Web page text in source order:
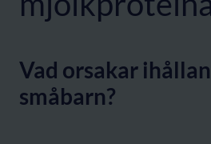
Vad orsakar
småbarn?